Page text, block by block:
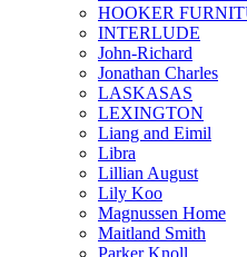
HOOKER
INTERLUDE
John-Richard
Jonathan Charles
LASKASAS
LEXINGTON
Liang and Eimil
Libra
Lillian August
Lily Koo
Magnussen Home
Maitland Smith
Parker Knoll